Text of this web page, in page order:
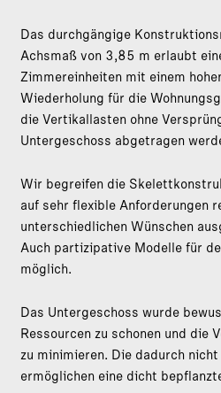
Das durchgängige
Achsmaß von 3,85 m erlaubt
Zimmereinheiten mit einem
Wiederholung für die
die Vertikallasten ohne
Untergeschoss abgetragen
Wir begreifen die
auf sehr flexible Anforderungen
unterschiedlichen Wünschen
Auch partizipative Modelle für
möglich.
Das Untergeschoss wurde
Ressourcen zu schonen und die
zu minimieren. Die dadurch
ermöglichen eine dicht